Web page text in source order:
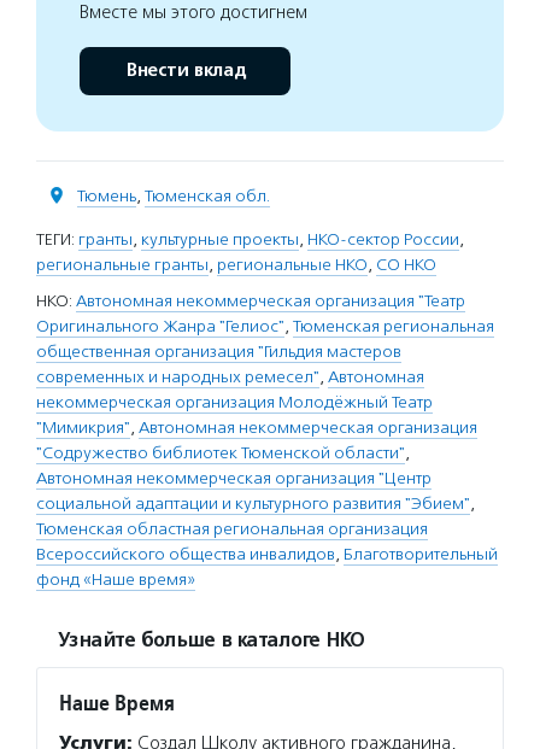
Вместе мы этого достигнем
Внести вклад
Тюмень, Тюменская обл.
ТЕГИ: гранты, культурные проекты, НКО-сектор России,
региональные гранты, региональные НКО, СО НКО
НКО: Автономная некоммерческая организация "Театр
Оригинального Жанра "Гелиос", Тюменская региональная
общественная организация "Гильдия мастеров
современных и народных ремесел", Автономная
некоммерческая организация Молодёжный Театр
"Мимикрия", Автономная некоммерческая организация
"Содружество библиотек Тюменской области",
Автономная некоммерческая организация "Центр
социальной адаптации и культурного развития "Эбием",
Тюменская областная региональная организация
Всероссийского общества инвалидов, Благотворительный
фонд «Наше время»
Узнайте больше в каталоге НКО
Наше Время
Услуги: Создал Школу активного гражданина,